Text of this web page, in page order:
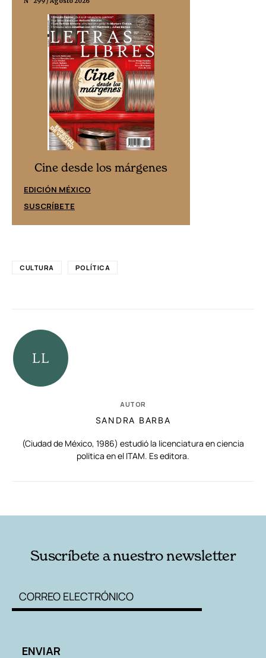
Cine desde los márgenes
EDICIÓN MÉXICO
SUSCRÍBETE
CULTURA POLÍTICA
AUTOR
SANDRA BARBA
(Ciudad de México, 1986) estudió la licenciatura en ciencia
política en el ITAM. Es editora.
Suscríbete a nuestro newsletter